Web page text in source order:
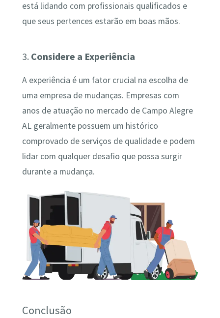
está lidando com profissionais qualificados e
que seus pertences estarão em boas mãos.
3. Considere a Experiência
A experiência é um fator crucial na escolha de
uma empresa de mudanças. Empresas com
anos de atuação no mercado de Campo Alegre
AL geralmente possuem um histórico
comprovado de serviços de qualidade e podem
lidar com qualquer desafio que possa surgir
durante a mudança.
Conclusão